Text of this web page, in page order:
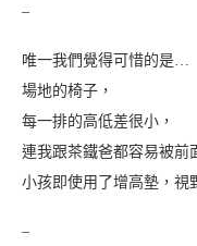
–
唯一我們覺得可惜的是…
場地的椅子，
每一排的高低差很小，
連我跟茶鐵爸都容易被前
小孩即使用了增高墊，視
–